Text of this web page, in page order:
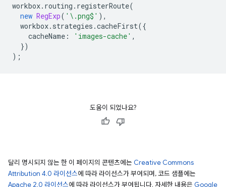
workbox. routing . registerRoute(
new RegExp( '\.png$' ),
workbox. strategies .cacheFirst({
cacheName : 'images-cache' ,
})
);
도움이 되었나요?
달리 명시되지 않는 한 이 페이지의 콘텐츠에는 Creative Commons
Attribution 4.0 라이선스에 따라 라이선스가 부여되며, 코드 샘플에는
Apache 2.0 라이선스에 따라 라이선스가 부여됩니다. 자세한 내용은 Google